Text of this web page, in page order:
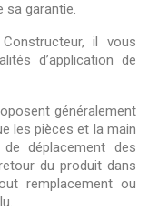
sa garantie.
il vous
d’application de
généralement
les pièces et la main
déplacement des
du produit dans
remplacement ou